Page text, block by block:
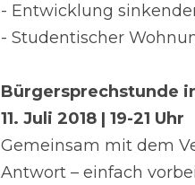
- Entwicklung
- Studentischer
Bürgersprechstunde
11. Juli 2018 | 19-21 Uhr
Gemeinsam mit dem
Antwort – einfach